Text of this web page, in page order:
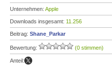
Unternehmen: Apple
Downloads insgesamt: 11.256
Beitrag: Shane_Parkar
Bewertung: (0 stimmen)
Anteil: